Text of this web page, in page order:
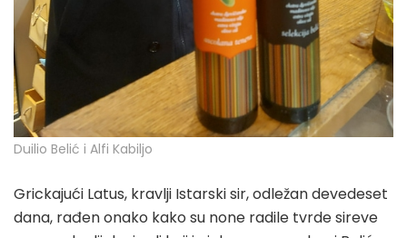
Duilio Belić i Alfi Kabiljo
Grickajući Latus, kravlji Istarski sir, odležan devedeset
dana, rađen onako kako su none radile tvrde sireve